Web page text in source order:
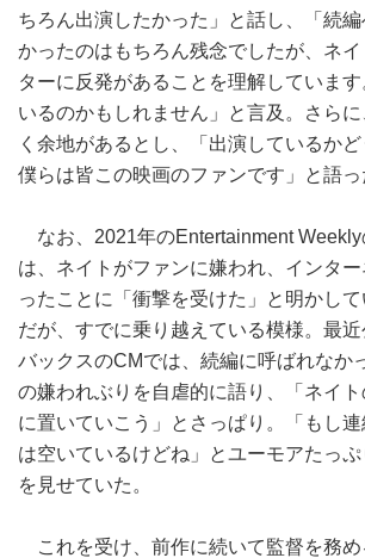
ちろん出演したかった」と話し、「続
かったのはもちろん残念でしたが、ネ
ターに反発があることを理解していま
いるのかもしれません」と言及。さら
く余地があるとし、「出演しているかど
僕らは皆この映画のファンです」と語っ
なお、2021年のEntertainment
は、ネイトがファンに嫌われ、インタ
ったことに「衝撃を受けた」と明かし
だが、すでに乗り越えている模様。最
バックスのCMでは、続編に呼ばれなか
の嫌われぶりを自虐的に語り、「ネイ
に置いていこう」とさっぱり。「もし
は空いているけどね」とユーモアたっ
を見せていた。
これを受け、前作に続いて監督を務め